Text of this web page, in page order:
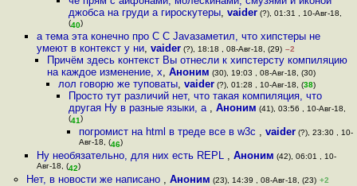
джобса на груди а гироскутеры, vaider(?), 01:31 , 10-Авг-18,
(40)
а тема эта конечно про C C Javaзаметил, что хипстеры не
умеют в контекст у ни, vaider(?), 18:18 , 08-Авг-18, (29) –2
Причём здесь контекст Вы отнесли к хипстерсту компиляцию
на каждое изменение, х,Аноним (30), 19:03 , 08-Авг-18, (30)
лол говорю же туповаты, vaider(?), 01:28 , 10-Авг-18, (38)
Просто тут различий нет, что такая компиляция, что
другая Ну в разные языки, а , Аноним (41), 03:56 , 10-Авг-18,
(41)
погромист на html в треде все в w3c ,vaider (?), 23:30 , 10-
Авг-18, (46)
Ну необязательно, для них есть REPL , Аноним (42), 06:01 , 10-
Авг-18, (42)
Нет, в новости же написано , Аноним (23), 14:39 , 08-Авг-18, (23) +2